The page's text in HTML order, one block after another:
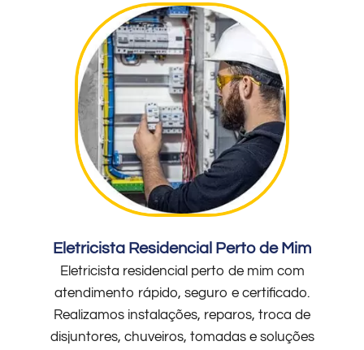
Eletricista Residencial Perto de Mim
Eletricista residencial perto de mim com
atendimento rápido, seguro e certificado.
Realizamos instalações, reparos, troca de
disjuntores, chuveiros, tomadas e soluções